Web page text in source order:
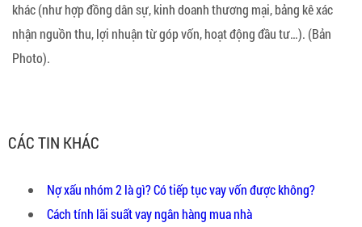
khác (như hợp đồng dân sự, kinh doanh thương mại, bảng kê xác
nhận nguồn thu, lợi nhuận từ góp vốn, hoạt động đầu tư…). (Bản
Photo).
CÁC TIN KHÁC
Nợ xấu nhóm 2 là gì? Có tiếp tục vay vốn được không?
Cách tính lãi suất vay ngân hàng mua nhà